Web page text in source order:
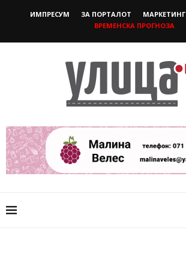
ИМПРЕСУМ ЗА ПОРТАЛОТ МАРКЕТИНГ
ВРЕМЕНСКА ПРОГНОЗА